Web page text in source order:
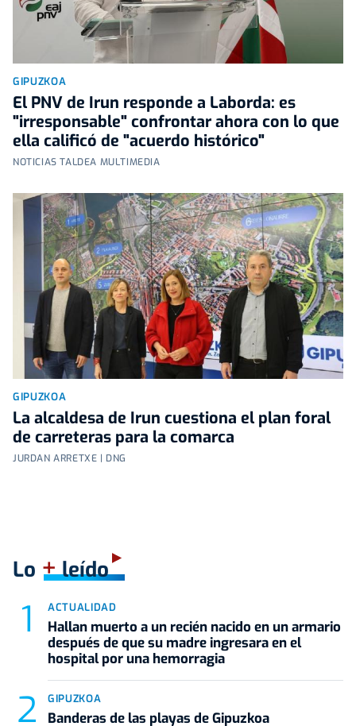
GIPUZKOA
El PNV de Irun responde a Laborda: es
"irresponsable" confrontar ahora con lo que
ella calificó de "acuerdo histórico"
NOTICIAS TALDEA MULTIMEDIA
GIPUZKOA
La alcaldesa de Irun cuestiona el plan foral
de carreteras para la comarca
JURDAN ARRETXE | DNG
Lo +leído
ACTUALIDAD
Hallan muerto a un recién nacido en un armario
después de que su madre ingresara en el
hospital por una hemorragia
GIPUZKOA
Banderas de las playas de Gipuzkoa